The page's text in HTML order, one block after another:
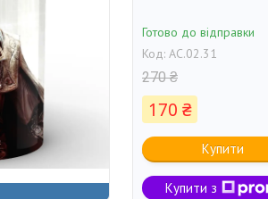
Готово до відправки
Код: AC.02.31
270 ₴
170 ₴
Купити
Купити з